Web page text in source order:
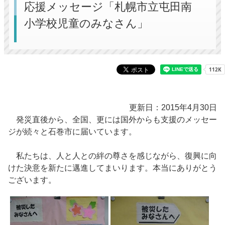
応援メッセージ「札幌市立屯田南
小学校児童のみなさん」
更新日：2015年4月30日
発災直後から、全国、更には国外からも支援のメッセー
ジが続々と石巻市に届いています。
私たちは、人と人との絆の尊さを感じながら、復興に向
けた決意を新たに邁進してまいります。本当にありがとう
ございます。